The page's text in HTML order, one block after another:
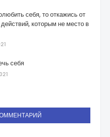
себя, то откажись от
которым не место в
себя